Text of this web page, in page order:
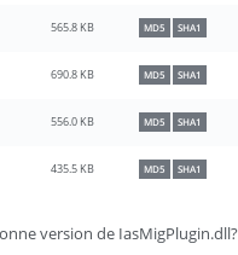
565.8 KB MD5 SHA1
690.8 KB MD5 SHA1
556.0 KB MD5 SHA1
435.5 KB MD5 SHA1
version de IasMigPlugin.dll?